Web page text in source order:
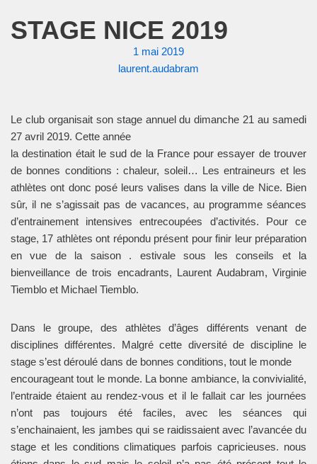
STAGE NICE 2019
1 mai 2019
laurent.audabram
Le club organisait son stage annuel du dimanche 21 au samedi
27 avril 2019. Cette année
la destination était le sud de la France pour essayer de trouver
de bonnes conditions : chaleur, soleil… Les entraineurs et les
athlètes ont donc posé leurs valises dans la ville de Nice. Bien
sûr, il ne s’agissait pas de vacances, au programme séances
d’entrainement intensives entrecoupées d’activités. Pour ce
stage, 17 athlètes ont répondu présent pour finir leur préparation
en vue de la saison . estivale sous les conseils et la
bienveillance de trois encadrants, Laurent Audabram, Virginie
Tiemblo et Michael Tiemblo.
Dans le groupe, des athlètes d’âges différents venant de
disciplines différentes. Malgré cette diversité de discipline le
stage s’est déroulé dans de bonnes conditions, tout le monde
encourageant tout le monde. La bonne ambiance, la convivialité,
l’entraide étaient au rendez-vous et il le fallait car les journées
n’ont pas toujours été faciles, avec les séances qui
s’enchainaient, les jambes qui se raidissaient avec l’avancée du
stage et les conditions climatiques parfois capricieuses. nous